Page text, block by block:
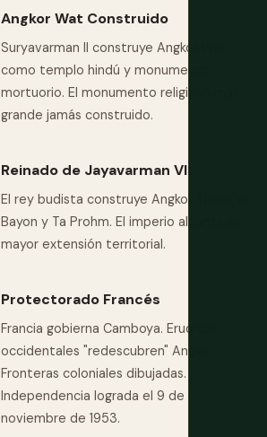
Angkor Wat Construido
Suryavarman II construye Angkor Wat
como templo hindú y monumento
mortuorio. El monumento religioso más
grande jamás construido.
Reinado de Jayavarman VII
El rey budista construye Angkor Thom, el
Bayon y Ta Prohm. El imperio alcanza su
mayor extensión territorial.
Protectorado Francés
Francia gobierna Camboya. Eruditos
occidentales "redescubren" Angkor.
Fronteras coloniales dibujadas.
Independencia lograda el 9 de
noviembre de 1953.